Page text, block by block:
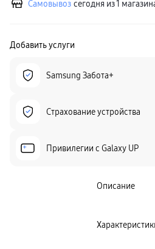
Самовывоз сегодня из 1
Добавить услуги
Samsung Забота+
Страхование устройства
Привилегии c Galaxy UP
Описание